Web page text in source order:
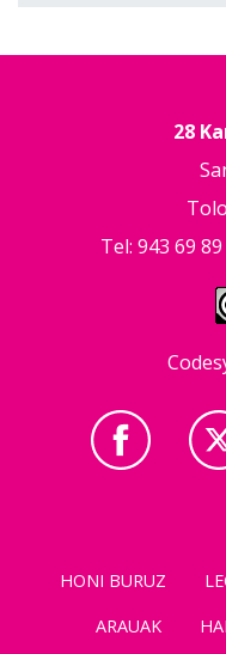
28
Tel: 943 69
HONI BURUZ
ARAUAK